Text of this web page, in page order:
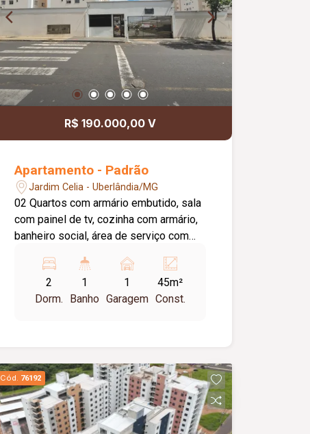
R$ 190.000,00 V
Apartamento - Padrão
Jardim Celia - Uberlândia/MG
02 Quartos com armário embutido, sala
com painel de tv, cozinha com armário,
banheiro social, área de serviço com
vaga de estacionamento( coberto c/
Sombrite ). Condomínio com portaria 24
horas, elevador. Cond Aprox: 240,00 /
2
Dorm.
1
Banho
1
Garagem
45m²
Const.
Cód. 76192